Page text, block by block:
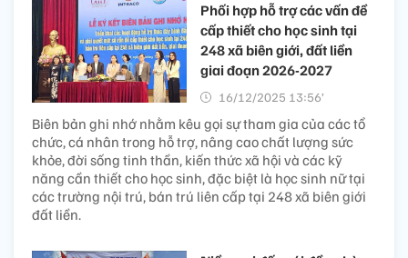
Phối hợp hỗ trợ các vấn đề
cấp thiết cho học sinh tại
248 xã biên giới, đất liền
giai đoạn 2026-2027
16/12/2025 13:56’
Biên bản ghi nhớ nhằm kêu gọi sự tham gia của các tổ
chức, cá nhân trong hỗ trợ, nâng cao chất lượng sức
khỏe, đời sống tinh thần, kiến thức xã hội và các kỹ
năng cần thiết cho học sinh, đặc biệt là học sinh nữ tại
các trường nội trú, bán trú liên cấp tại 248 xã biên giới
đất liền.